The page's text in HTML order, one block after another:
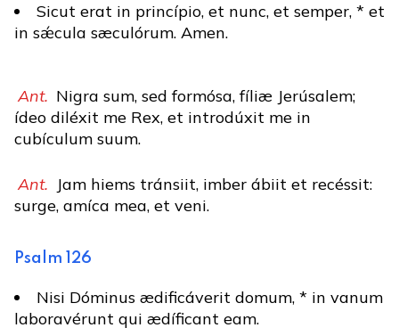
Sicut erat in princípio, et nunc, et semper, * et
in sǽcula sæculórum. Amen.
Ant. Nigra sum, sed formósa, fíliæ Jerúsalem;
ídeo diléxit me Rex, et introdúxit me in
cubículum suum.
Ant. Jam hiems tránsiit, imber ábiit et recéssit:
surge, amíca mea, et veni.
Psalm 126
Nisi Dóminus ædificáverit domum, * in vanum
laboravérunt qui ædíficant eam.